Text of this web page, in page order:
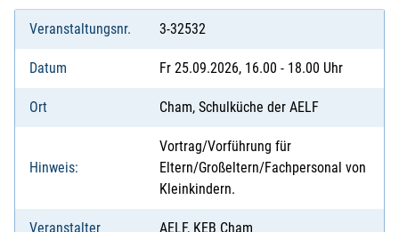
Veranstaltungsnr. 3-32532
Datum Fr 25.09.2026, 16.00 - 18.00 Uhr
Ort Cham, Schulküche der AELF
Hinweis:
Vortrag/Vorführung für
Eltern/Großeltern/Fachpersonal von
Kleinkindern.
Veranstalter AELF, KEB Cham